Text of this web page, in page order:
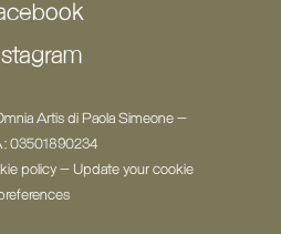
Artis di Paola Simeone -
03501890234
policy- Update your cookie